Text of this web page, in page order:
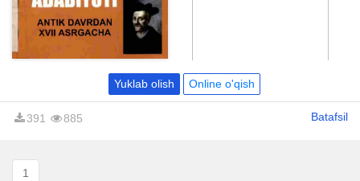
Yuklab olish Online o'qish
391 885 Batafsil
1